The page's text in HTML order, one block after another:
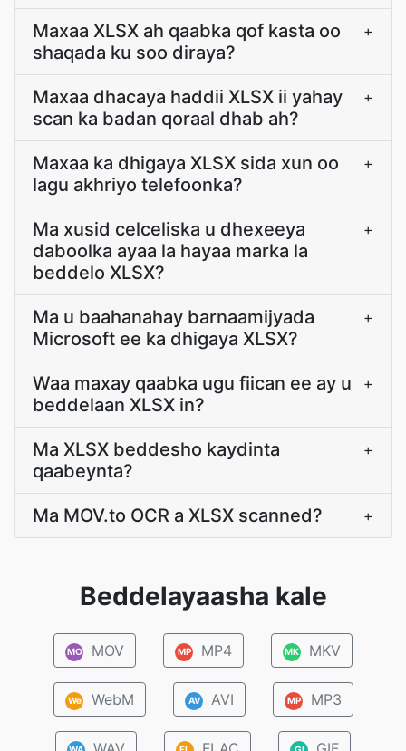
Maxaa XLSX ah qaabka qof kasta oo
shaqada ku soo diraya?
+
Maxaa dhacaya haddii XLSX ii yahay
scan ka badan qoraal dhab ah?
+
Maxaa ka dhigaya XLSX sida xun oo
lagu akhriyo telefoonka?
+
Ma xusid celceliska u dhexeeya
daboolka ayaa la hayaa marka la
beddelo XLSX?
+
Ma u baahanahay barnaamijyada
Microsoft ee ka dhigaya XLSX?
+
Waa maxay qaabka ugu fiican ee ay u
beddelaan XLSX in?
+
Ma XLSX beddesho kaydinta
qaabeynta?
+
Ma MOV.to OCR a XLSX scanned? +
Beddelayaasha kale
MO MOV MP MP4 MK MKV
We WebM AV AVI MP MP3